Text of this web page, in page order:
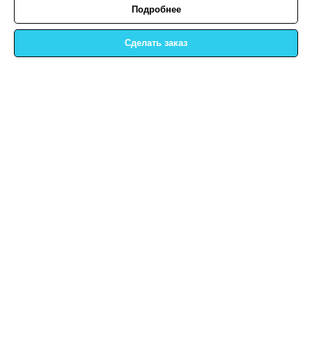
Подробнее
Сделать заказ